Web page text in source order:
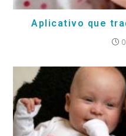
Aplicativo que